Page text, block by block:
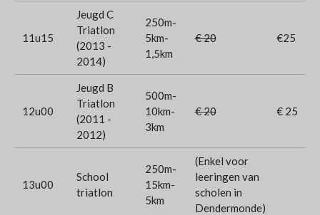
11u15
Jeugd C
Triatlon
(2013 -
2014)
250m-
5km-
1,5km
€ 20 €25
12u00
Jeugd B
Triatlon
(2011 -
2012)
500m-
10km-
3km
€ 20 € 25
13u00
School
triatlon
250m-
15km-
5km
(Enkel voor
leeringen van
scholen in
Dendermonde)